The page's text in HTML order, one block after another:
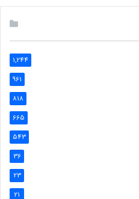
1,244
961
818
665
543
36
23
21